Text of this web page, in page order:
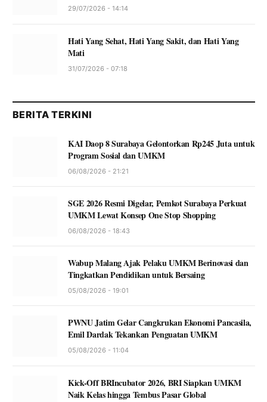
29/07/2026 - 14:14
Hati Yang Sehat, Hati Yang Sakit, dan Hati Yang
Mati
31/07/2026 - 07:18
BERITA TERKINI
KAI Daop 8 Surabaya Gelontorkan Rp245 Juta untuk
Program Sosial dan UMKM
06/08/2026 - 21:21
SGE 2026 Resmi Digelar, Pemkot Surabaya Perkuat
UMKM Lewat Konsep One Stop Shopping
06/08/2026 - 18:43
Wabup Malang Ajak Pelaku UMKM Berinovasi dan
Tingkatkan Pendidikan untuk Bersaing
05/08/2026 - 19:01
PWNU Jatim Gelar Cangkrukan Ekonomi Pancasila,
Emil Dardak Tekankan Penguatan UMKM
05/08/2026 - 11:04
Kick-Off BRIncubator 2026, BRI Siapkan UMKM
Naik Kelas hingga Tembus Pasar Global